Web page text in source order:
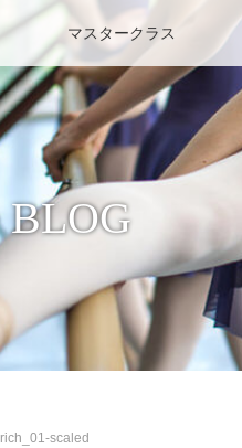
マスタークラス
BLOG
scaled